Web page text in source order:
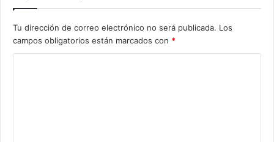
Tu dirección de correo electrónico no será publicada. Los
campos obligatorios están marcados con *